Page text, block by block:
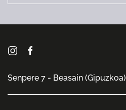
Senpere 7 - Beasain (Gipuzkoa)